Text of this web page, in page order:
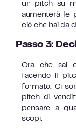
un pitch su
aumenterà le
ciò che hai da
Passo 3:
Ora che sai
facendo il
formato. Ci
pitch di
pensare a
scopi.